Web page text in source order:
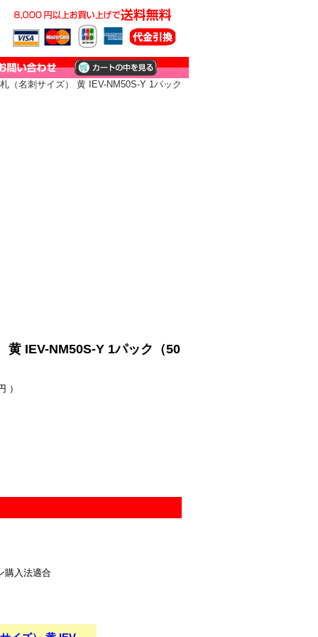
（名刺サイズ） 黄 IEV-NM50S-Y 1パック
黄 IEV-NM50S-Y 1パック（50
）
購入法適合